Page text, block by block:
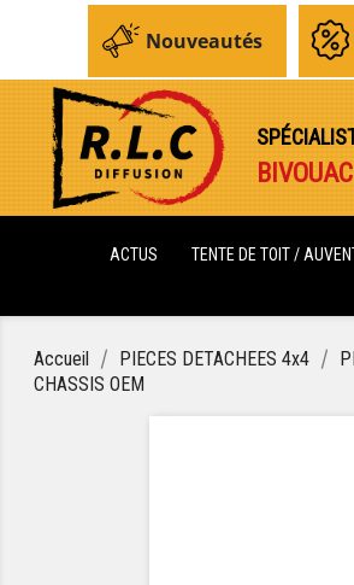
Nouveautés
ACTUS TENTE DE TOIT /
Accueil PIECES DETACHEES 4x4
CHASSIS OEM